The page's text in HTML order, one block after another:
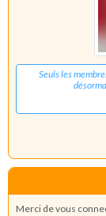
Seuls les
Merci de vous